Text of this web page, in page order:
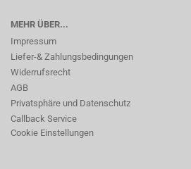
MEHR ÜBER...
Impressum
Liefer-& Zahlungsbedingungen
Widerrufsrecht
AGB
Privatsphäre und Datenschutz
Callback Service
Cookie Einstellungen